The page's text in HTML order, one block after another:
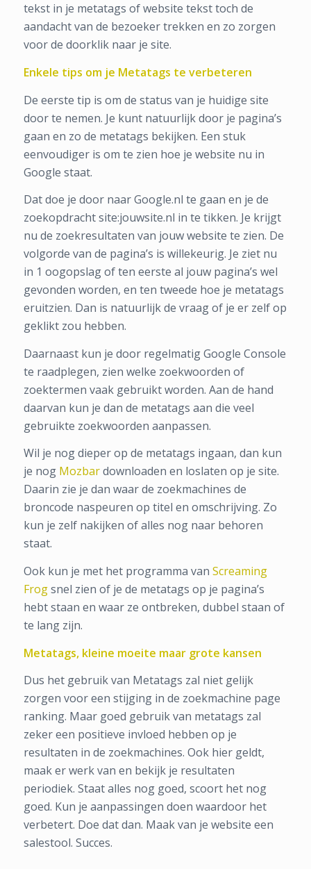
tekst in je metatags of website tekst toch de
aandacht van de bezoeker trekken en zo zorgen
voor de doorklik naar je site.
Enkele tips om je Metatags te verbeteren
De eerste tip is om de status van je huidige site
door te nemen. Je kunt natuurlijk door je pagina’s
gaan en zo de metatags bekijken. Een stuk
eenvoudiger is om te zien hoe je website nu in
Google staat.
Dat doe je door naar Google.nl te gaan en je de
zoekopdracht site:jouwsite.nl in te tikken. Je krijgt
nu de zoekresultaten van jouw website te zien. De
volgorde van de pagina’s is willekeurig. Je ziet nu
in 1 oogopslag of ten eerste al jouw pagina’s wel
gevonden worden, en ten tweede hoe je metatags
eruitzien. Dan is natuurlijk de vraag of je er zelf op
geklikt zou hebben.
Daarnaast kun je door regelmatig Google Console
te raadplegen, zien welke zoekwoorden of
zoektermen vaak gebruikt worden. Aan de hand
daarvan kun je dan de metatags aan die veel
gebruikte zoekwoorden aanpassen.
Wil je nog dieper op de metatags ingaan, dan kun
je nog Mozbardownloaden en loslaten op je site.
Daarin zie je dan waar de zoekmachines de
broncode naspeuren op titel en omschrijving. Zo
kun je zelf nakijken of alles nog naar behoren
staat.
Ook kun je met het programma van Screaming
Frogsnel zien of je de metatags op je pagina’s
hebt staan en waar ze ontbreken, dubbel staan of
te lang zijn.
Metatags, kleine moeite maar grote kansen
Dus het gebruik van Metatags zal niet gelijk
zorgen voor een stijging in de zoekmachine page
ranking. Maar goed gebruik van metatags zal
zeker een positieve invloed hebben op je
resultaten in de zoekmachines. Ook hier geldt,
maak er werk van en bekijk je resultaten
periodiek. Staat alles nog goed, scoort het nog
goed. Kun je aanpassingen doen waardoor het
verbetert. Doe dat dan. Maak van je website een
salestool. Succes.